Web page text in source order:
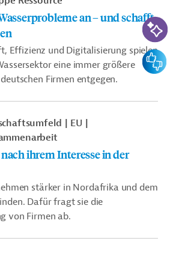
an – und schafft
Effizienz und Digitalisierung spielen
eine immer größere
Firmen entgegen.
EU
ihrem Interesse in der
stärker in Nordafrika und dem
Dafür fragt sie die
von Firmen ab.
KI-